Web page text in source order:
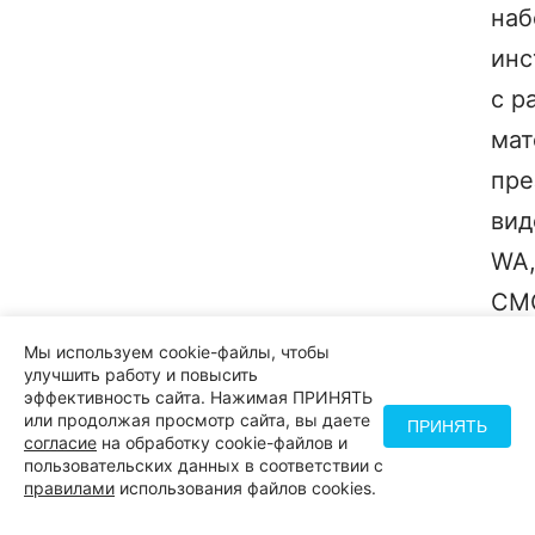
с
WA,
Мы используем cookie-файлы, чтобы
улучшить работу и повысить
эффективность сайта. Нажимая ПРИНЯТЬ
или продолжая просмотр сайта, вы даете
согласие на обработку cookie-файлов и
пользовательских данных в соответствии с
правилами использования файлов cookies.
ПРИНЯТЬ